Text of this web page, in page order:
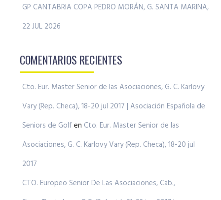
GP CANTABRIA COPA PEDRO MORÁN, G. SANTA MARINA,
22 JUL 2026
COMENTARIOS RECIENTES
Cto. Eur. Master Senior de las Asociaciones, G. C. Karlovy
Vary (Rep. Checa), 18-20 jul 2017 | Asociación Española de
Seniors de Golf en Cto. Eur. Master Senior de las
Asociaciones, G. C. Karlovy Vary (Rep. Checa), 18-20 jul
2017
CTO. Europeo Senior De Las Asociaciones, Cab.,